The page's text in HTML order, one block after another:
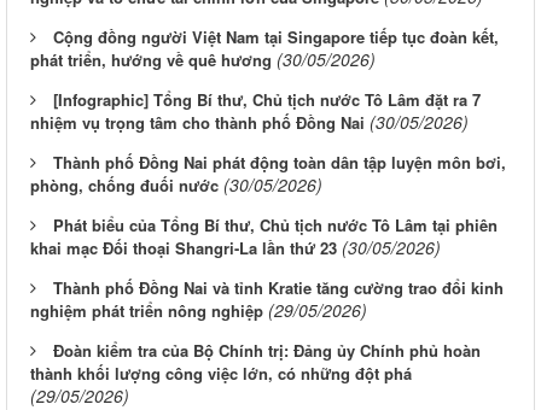
Cộng đồng người Việt Nam tại Singapore tiếp tục đoàn kết,
phát triển, hướng về quê hương (30/05/2026)
[Infographic] Tổng Bí thư, Chủ tịch nước Tô Lâm đặt ra 7
nhiệm vụ trọng tâm cho thành phố Đồng Nai (30/05/2026)
Thành phố Đồng Nai phát động toàn dân tập luyện môn bơi,
phòng, chống đuối nước (30/05/2026)
Phát biểu của Tổng Bí thư, Chủ tịch nước Tô Lâm tại phiên
khai mạc Đối thoại Shangri-La lần thứ 23 (30/05/2026)
Thành phố Đồng Nai và tỉnh Kratie tăng cường trao đổi kinh
nghiệm phát triển nông nghiệp (29/05/2026)
Đoàn kiểm tra của Bộ Chính trị: Đảng ủy Chính phủ hoàn
thành khối lượng công việc lớn, có những đột phá
(29/05/2026)